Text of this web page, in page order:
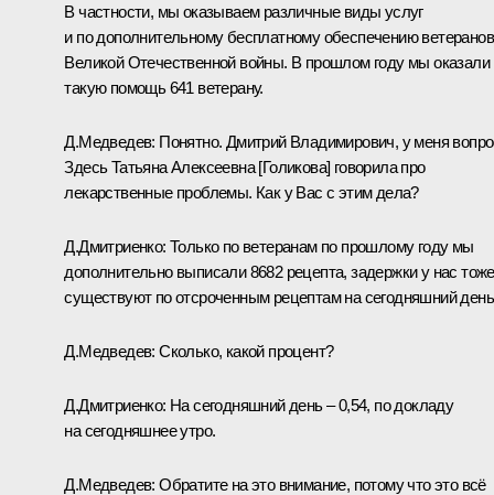
В частности, мы оказываем различные виды услуг
и по дополнительному бесплатному обеспечению ветеранов
Великой Отечественной войны. В прошлом году мы оказали
такую помощь 641 ветерану.
Д.Медведев: Понятно. Дмитрий Владимирович, у меня
Здесь Татьяна Алексеевна [Голикова] говорила про
лекарственные проблемы. Как у Вас с этим дела?
Д.Дмитриенко: Только по ветеранам по прошлому году мы
дополнительно выписали 8682 рецепта, задержки у нас тоже
существуют по отсроченным рецептам на сегодняшний
Д.Медведев: Сколько, какой процент?
Д.Дмитриенко: На сегодняшний день – 0,54, по докладу
на сегодняшнее утро.
Д.Медведев: Обратите на это внимание, потому что это всё